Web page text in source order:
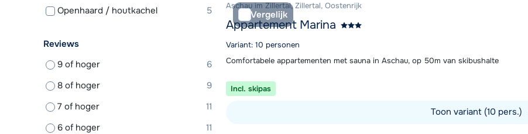
Vergelijk
Aschau im Zillertal, Zillertal, Oostenrijk
Appartement Marina
Variant: 10 personen
Comfortabele appartementen met sauna in Aschau, op 50m van skibushalte
Incl. skipas
Toon variant (10 pers.)
Openhaard / houtkachel
5
Reviews
9 of hoger
6
8 of hoger
9
7 of hoger
11
6 of hoger
11